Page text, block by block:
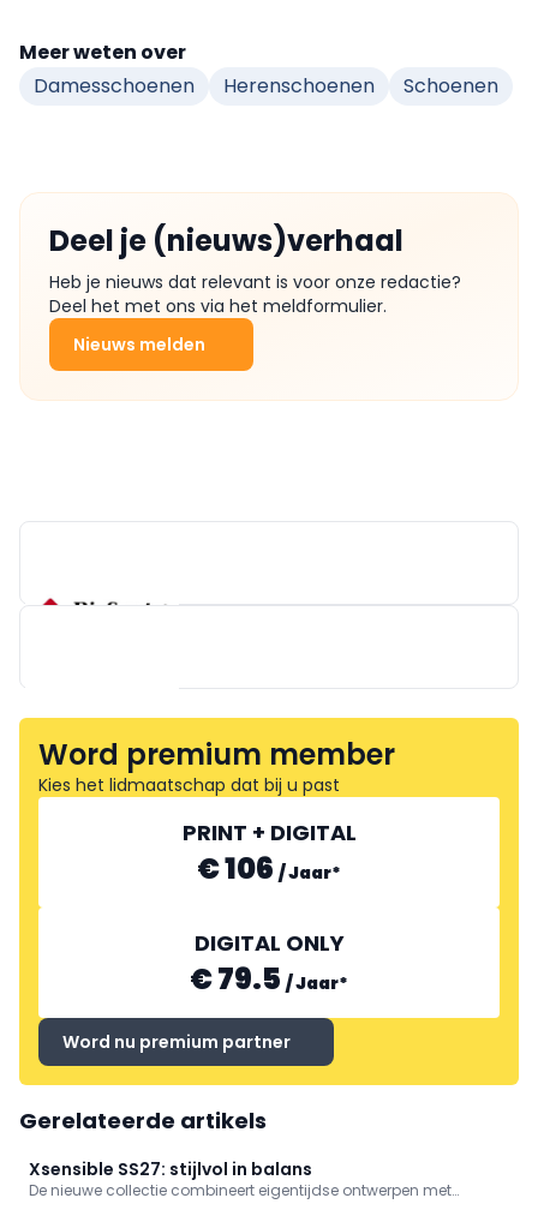
Meer weten over
Damesschoenen
Herenschoenen Schoenen
Deel je (nieuws)verhaal
Heb je nieuws dat relevant is voor onze redactie?
Deel het met ons via het meldformulier.
Nieuws melden
NATURPIE
WALDLAUFER
Word premium member
Kies het lidmaatschap dat bij u past
PRINT + DIGITAL
€ 106 /Jaar*
DIGITAL ONLY
€ 79.5 /Jaar*
Word nu premium partner
Gerelateerde artikels
Xsensible SS27: stijlvol in balans
De nieuwe collectie combineert eigentijdse ontwerpen met